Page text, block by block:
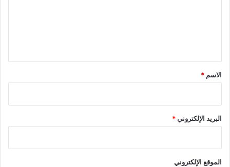
*
الاسم *
البريد الإلكتروني*
الموقع الإلكتروني